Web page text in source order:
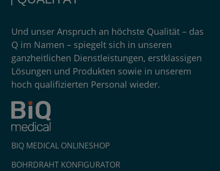
Und unser Anspruch an höchste Qualität – das
Q im Namen – spiegelt sich in unseren
ganzheitlichen Dienstleistungen, erstklassigen
Lösungen und Produkten sowie in unserem
hoch qualifizierten Personal wieder.
BIQ MEDICAL ONLINESHOP
BOHRDRAHT KONFIGURATOR